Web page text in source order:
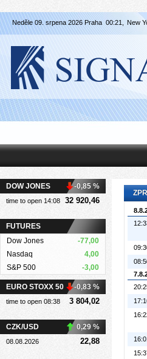
DOW JONES -0,85 %
time to open 14:08 32 920,46
FUTURES
Dow Jones
-77,00
Nasdaq
4,00
S&P 500
-3,00
EURO STOXX 50 -0,83 %
time to open 08:38 3 804,02
CZK/USD 0,29 %
08.08.2026 22,88
Neděle 09. srpena 2026 Praha 00:21, New